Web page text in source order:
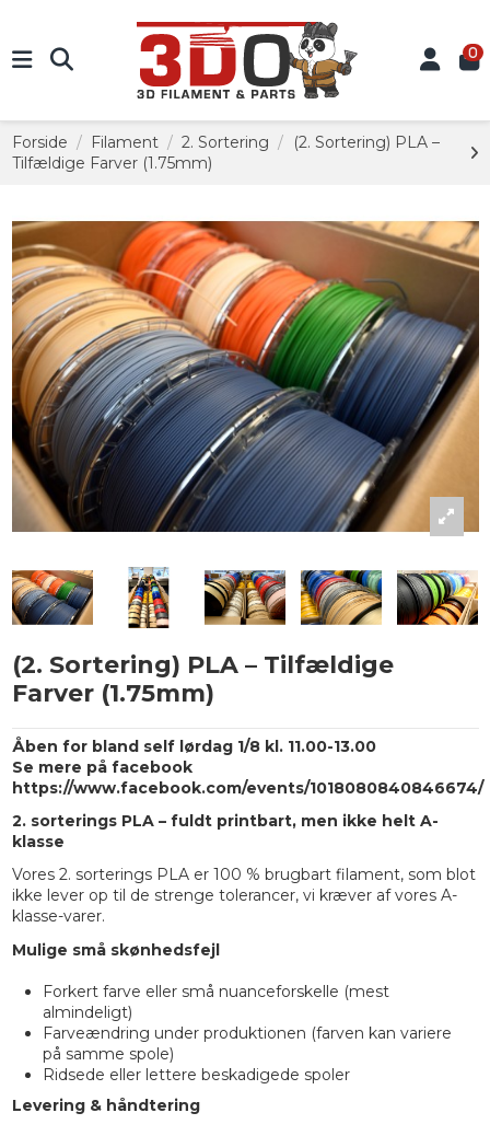
0
Forside Filament 2. Sortering
(2. Sortering) PLA –
Tilfældige Farver (1.75mm)
(2. Sortering) PLA – Tilfældige
Farver (1.75mm)
Åben for bland self lørdag 1/8 kl. 11.00-13.00
Se mere på facebook
https://www.facebook.com/events/1018080840846674/
2. sorterings PLA – fuldt printbart, men ikke helt A-
klasse
Vores 2. sorterings PLA er 100 % brugbart filament, som blot
ikke lever op til de strenge tolerancer, vi kræver af vores A-
klasse-varer.
Mulige små skønhedsfejl
Forkert farve eller små nuanceforskelle (mest
almindeligt)
Farveændring under produktionen (farven kan variere
på samme spole)
Ridsede eller lettere beskadigede spoler
Levering & håndtering